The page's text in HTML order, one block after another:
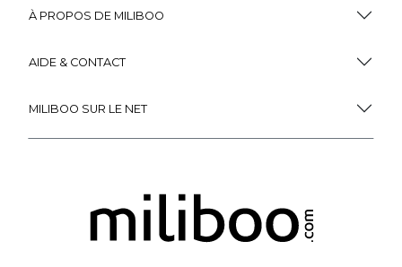
À PROPOS DE MILIBOO
AIDE & CONTACT
MILIBOO SUR LE NET